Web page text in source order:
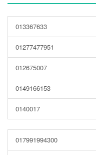
013367633
01277477951
012675007
0149166153
0140017
017991994300